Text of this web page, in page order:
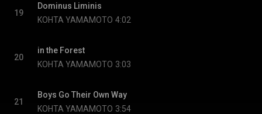
19
Dominus Liminis
KOHTA YAMAMOTO 4:02
20
in the Forest
KOHTA YAMAMOTO 3:03
21
Boys Go Their Own Way
KOHTA YAMAMOTO 3:54